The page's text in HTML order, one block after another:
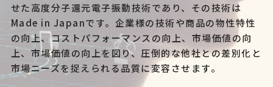
せた高度分子還元電子振動技術であり、その技術は
Made in Japanです。企業様の技術や商品の物性特性
の向上、コストパフォーマンスの向上、市場価値の向
上、市場価値の向上を図り、圧倒的な他社との差別化と
市場ニーズを捉えられる品質に変容させます。